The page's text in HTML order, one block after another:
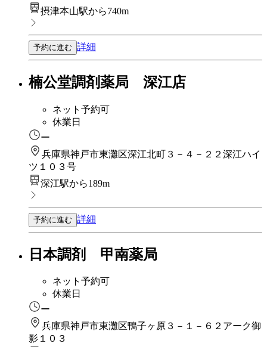
摂津本山駅から740m
予約に進む 詳細
楠公堂調剤薬局 深江店
ネット予約可
休業日
ー
兵庫県神戸市東灘区深江北町３－４－２２深江ハイ
ツ１０３号
深江駅から189m
予約に進む 詳細
日本調剤 甲南薬局
ネット予約可
休業日
ー
兵庫県神戸市東灘区鴨子ヶ原３－１－６２アーク御
影１０３